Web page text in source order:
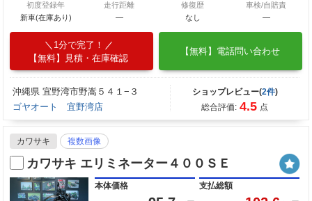
初度登録年
新車(在庫あり)
走行距離
―
修復歴
なし
車検/自賠責
―
1分で完了！
【無料】見積・在庫確認
【無料】電話問い合わせ
沖縄県 宜野湾市野嵩５４１−３
ゴヤオート 宜野湾店
ショップレビュー(2件)
総合評価: 4.5 点
カワサキ 複数画像
カワサキ エリミネーター４００ＳＥ
本体価格 支払総額